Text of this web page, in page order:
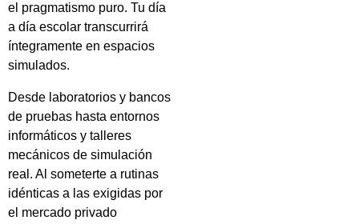
el pragmatismo puro. Tu día
a día escolar transcurrirá
íntegramente en espacios
simulados.
Desde laboratorios y bancos
de pruebas hasta entornos
informáticos y talleres
mecánicos de simulación
real. Al someterte a rutinas
idénticas a las exigidas por
el mercado privado